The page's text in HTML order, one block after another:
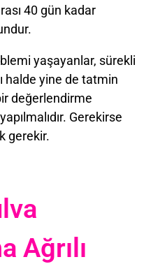
40 gün kadar
yaşayanlar, sürekli
halde yine de tatmin
değerlendirme
Gerekirse
gerekir.
Ağrılı